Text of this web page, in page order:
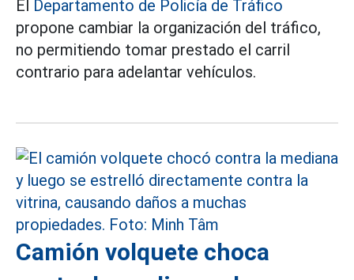
El Departamento de Policía de Tráfico
propone cambiar la organización del tráfico,
no permitiendo tomar prestado el carril
contrario para adelantar vehículos.
Camión volquete choca